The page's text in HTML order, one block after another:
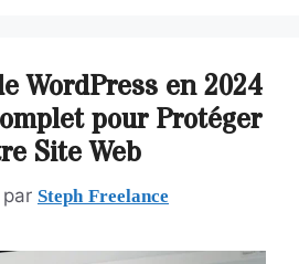
WordPress en 2024
pour Protéger
Site Web
par Steph Freelance